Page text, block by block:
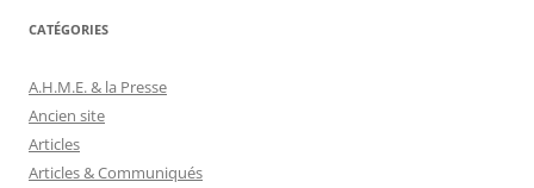
CATÉGORIES
A.H.M.E. & la Presse
Ancien site
Articles
Articles & Communiqués